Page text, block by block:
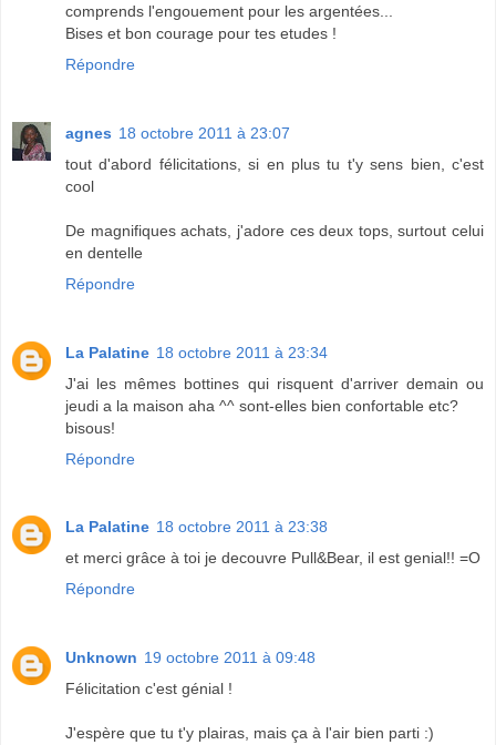
comprends l'engouement pour les argentées...
Bises et bon courage pour tes etudes !
Répondre
agnes 18 octobre 2011 à 23:07
tout d'abord félicitations, si en plus tu t'y sens bien, c'est
cool
De magnifiques achats, j'adore ces deux tops, surtout celui
en dentelle
Répondre
La Palatine 18 octobre 2011 à 23:34
J'ai les mêmes bottines qui risquent d'arriver demain ou
jeudi a la maison aha ^^ sont-elles bien confortable etc?
bisous!
Répondre
La Palatine 18 octobre 2011 à 23:38
et merci grâce à toi je decouvre Pull&Bear, il est genial!! =O
Répondre
Unknown 19 octobre 2011 à 09:48
Félicitation c'est génial !
J'espère que tu t'y plairas, mais ça à l'air bien parti :)